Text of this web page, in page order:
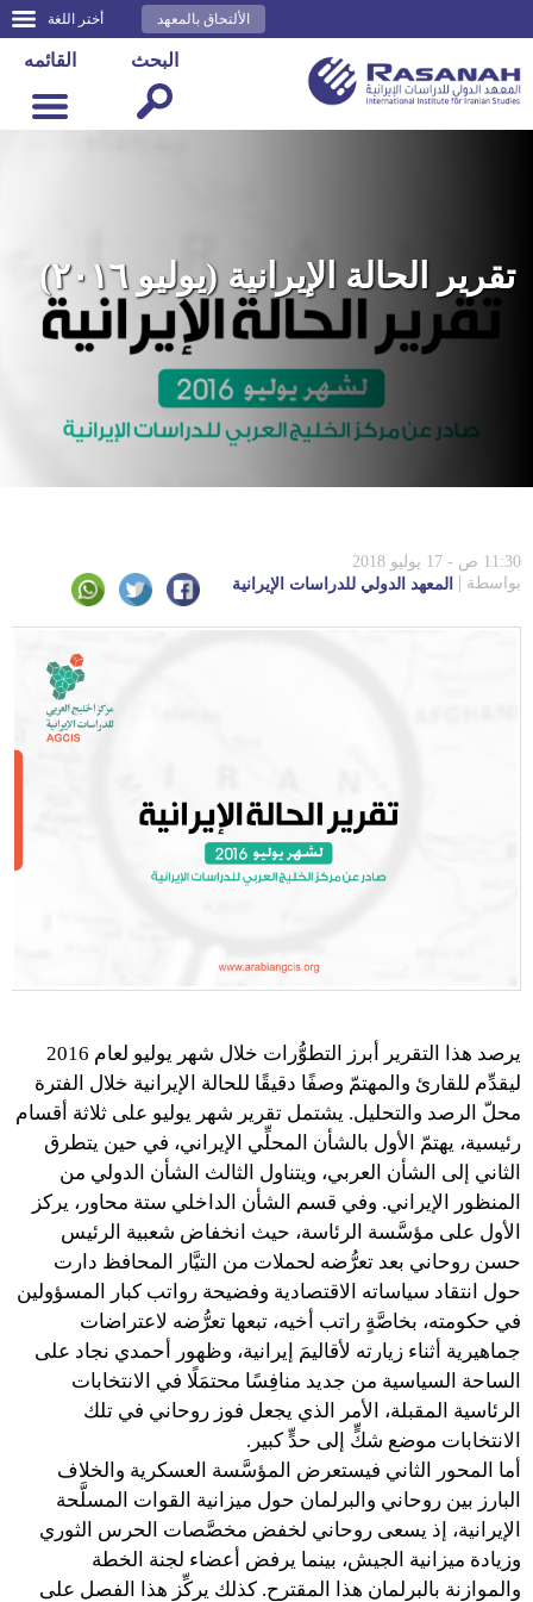
أختر اللغة الألتحاق بالمعهد
القائمه البحث
تقرير الحالة الإيرانية (يوليو ٢٠١٦)
11:30 ص - 17 يوليو 2018
بواسطة
المعهد الدولي للدراسات الإيرانية
يرصد هذا التقرير أبرز التطوُّرات خلال شهر يوليو لعام 2016
ليقدِّم للقارئ والمهتمّ وصفًا دقيقًا للحالة الإيرانية خلال الفترة
محلّ الرصد والتحليل. يشتمل تقرير شهر يوليو على ثلاثة أقسام
رئيسية، يهتمّ الأول بالشأن المحلِّي الإيراني، في حين يتطرق
الثاني إلى الشأن العربي، ويتناول الثالث الشأن الدولي من
المنظور الإيراني. وفي قسم الشأن الداخلي ستة محاور، يركز
الأول على مؤسَّسة الرئاسة، حيث انخفاض شعبية الرئيس
حسن روحاني بعد تعرُّضه لحملات من التيَّار المحافظ دارت
حول انتقاد سياساته الاقتصادية وفضيحة رواتب كبار المسؤولين
في حكومته، بخاصَّةٍ راتب أخيه، تبعها تعرُّضه لاعتراضات
جماهيرية أثناء زيارته لأقاليمَ إيرانية، وظهور أحمدي نجاد على
الساحة السياسية من جديد منافِسًا محتمَلًا في الانتخابات
الرئاسية المقبلة، الأمر الذي يجعل فوز روحاني في تلك
الانتخابات موضع شكٍّ إلى حدٍّ كبير.
أما المحور الثاني فيستعرض المؤسَّسة العسكرية والخلاف
البارز بين روحاني والبرلمان حول ميزانية القوات المسلَّحة
الإيرانية، إذ يسعى روحاني لخفض مخصَّصات الحرس الثوري
وزيادة ميزانية الجيش، بينما يرفض أعضاء لجنة الخطة
والموازنة بالبرلمان هذا المقترح. كذلك يركِّز هذا الفصل على